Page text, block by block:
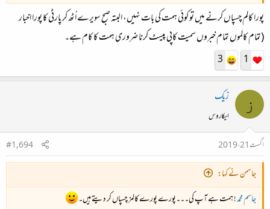
پورا کالم چسپاں کرنے میں تو کوئی ہمت کی بات نہیں، البتہ صبح سویرے اُٹھ کر پارٹی کا پورا اخبار
(تمام کالموں تمام خبروں سمیت کاپی پیسٹ کرنا ضروری ہمت کا کام ہے۔
1
3
ز زیک
ایکاروس
اگست 21، 2019
#1,694
جاسمن نے کہا:
جاسم محمد! ہمت ہے آپ کی۔۔۔پورے پورے کالمز چسپاں کر دیتے ہیں۔